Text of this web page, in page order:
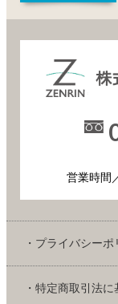
営業時間
・プライバシーポ
・特定商取引法